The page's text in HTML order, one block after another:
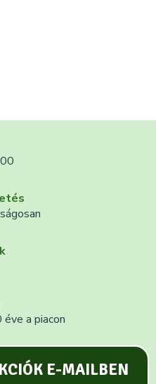
a piacon
E-MAILBEN